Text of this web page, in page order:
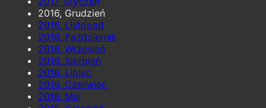
2016, Grudzień
2016, Listopad
2016, Październik
2016, Wrzesień
2016, Sierpień
2016, Lipiec
2016, Czerwiec
2016, Maj